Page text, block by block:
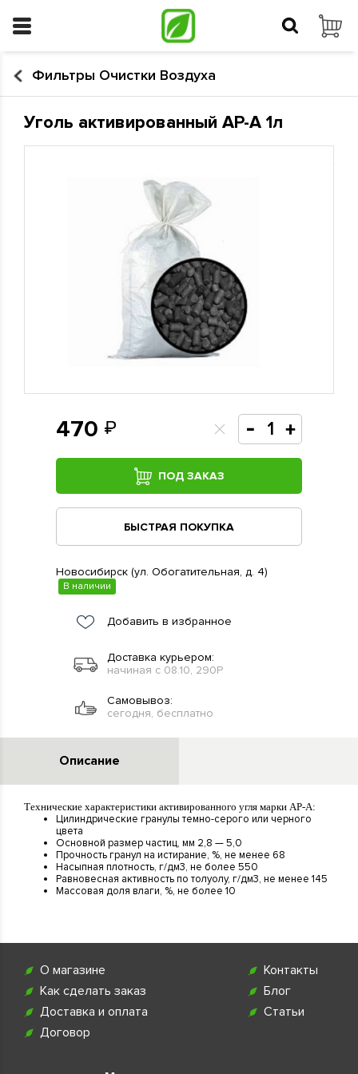
Фильтры Очистки Воздуха
Уголь активированный АР-А 1л
470
ПОД ЗАКАЗ
БЫСТРАЯ ПОКУПКА
Новосибирск (ул. Обогатительная, д. 4)
В наличии
Добавить в избранное
Доставка курьером:
начиная с 08.10, 290Р
Самовывоз:
сегодня, бесплатно
Описание
Технические характеристики активированного угля марки АР-А:
Цилиндрические гранулы темно-серого или черного
цвета
Основной размер частиц, мм 2,8 — 5,0
Прочность гранул на истирание, %, не менее 68
Насыпная плотность, г/дм3, не более 550
Равновесная активность по толуолу, г/дм3, не менее 145
Массовая доля влаги, %, не более 10
О магазине
Как сделать заказ
Доставка и оплата
Договор
Контакты
Блог
Статьи